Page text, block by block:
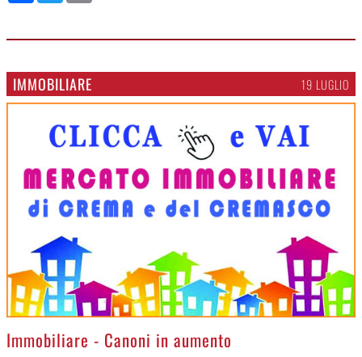
IMMOBILIARE 19 LUGLIO
>Immobiliare - Canoni in aumento